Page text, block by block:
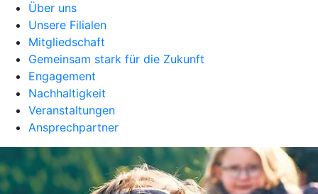
Über uns
Unsere Filialen
Mitgliedschaft
Gemeinsam stark für die Zukunft
Engagement
Nachhaltigkeit
Veranstaltungen
Ansprechpartner